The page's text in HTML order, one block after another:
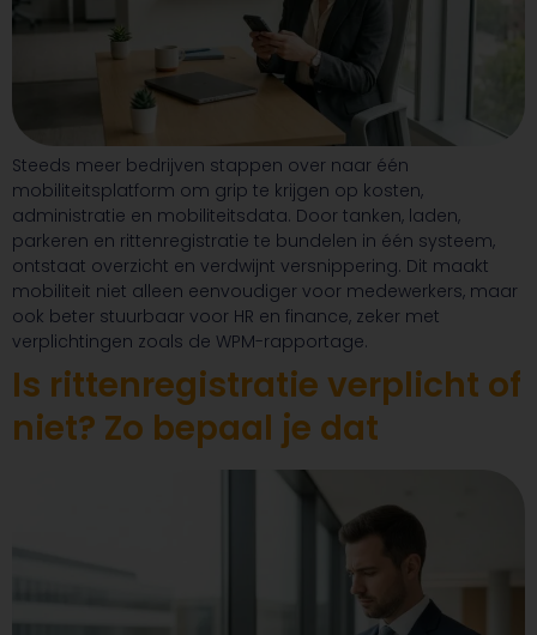
Steeds meer bedrijven stappen over naar één
mobiliteitsplatform om grip te krijgen op kosten,
administratie en mobiliteitsdata. Door tanken, laden,
parkeren en rittenregistratie te bundelen in één systeem,
ontstaat overzicht en verdwijnt versnippering. Dit maakt
mobiliteit niet alleen eenvoudiger voor medewerkers, maar
ook beter stuurbaar voor HR en finance, zeker met
verplichtingen zoals de WPM-rapportage.
Is rittenregistratie verplicht of
niet? Zo bepaal je dat